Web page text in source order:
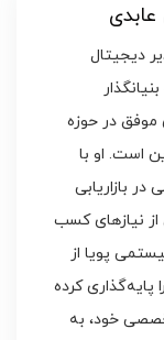
عابدی
دیجیتال
موفق در حوزه
است. او با
بازاریابی
نیازهای کسب
پویا از
پایه‌گذاری کرده
خود، به